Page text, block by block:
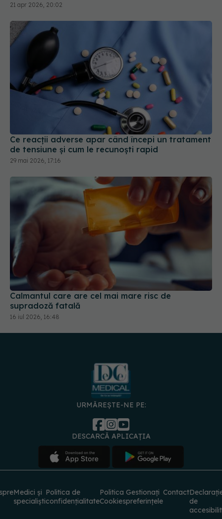
21 apr 2026, 20:02
Ce reacții adverse apar când începi un tratament
de tensiune și cum le recunoști rapid
29 mai 2026, 17:16
Calmantul care are cel mai mare risc de
supradoză fatală
16 iul 2026, 16:48
URMĂREȘTE-NE PE:
DESCARCĂ APLICAȚIA
Medici și
specialiști
Politica de
confidențialitate
Politica
Cookies
Gestionați
preferințele
Contact
de